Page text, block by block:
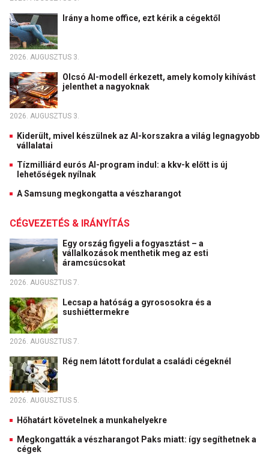
Irány a home office, ezt kérik a cégektől
2026. AUGUSZTUS 3.
Olcsó AI-modell érkezett, amely komoly kihívást
jelenthet a nagyoknak
2026. AUGUSZTUS 3.
Kiderült, mivel készülnek az AI-korszakra a világ legnagyobb
vállalatai
Tízmilliárd eurós AI-program indul: a kkv-k előtt is új
lehetőségek nyílnak
A Samsung megkongatta a vészharangot
CÉGVEZETÉS & IRÁNYÍTÁS
Egy ország figyeli a fogyasztást – a
vállalkozások menthetik meg az esti
áramcsúcsokat
2026. AUGUSZTUS 7.
Lecsap a hatóság a gyrososokra és a
sushiéttermekre
2026. AUGUSZTUS 7.
Rég nem látott fordulat a családi cégeknél
2026. AUGUSZTUS 5.
Hőhatárt követelnek a munkahelyekre
Megkongatták a vészharangot Paks miatt: így segíthetnek a
cégek